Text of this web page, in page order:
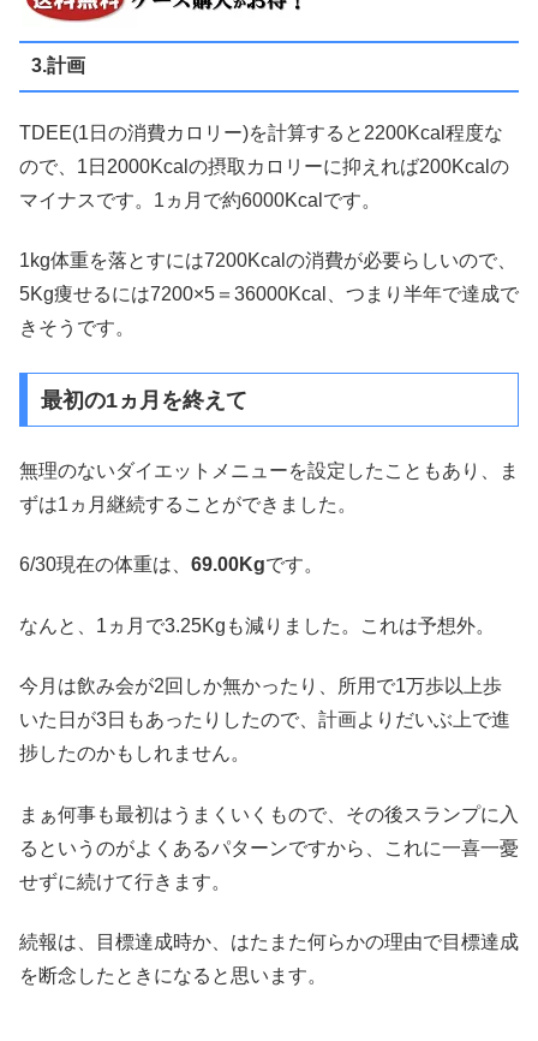
3.計画
TDEE(1日の消費カロリー)を計算すると2200Kcal程度な
ので、1日2000Kcalの摂取カロリーに抑えれば200Kcalの
マイナスです。1ヵ月で約6000Kcalです。
1kg体重を落とすには7200Kcalの消費が必要らしいので、
5Kg痩せるには7200×5＝36000Kcal、つまり半年で達成で
きそうです。
最初の1ヵ月を終えて
無理のないダイエットメニューを設定したこともあり、ま
ずは1ヵ月継続することができました。
6/30現在の体重は、 69.00Kgです。
なんと、1ヵ月で3.25Kgも減りました。これは予想外。
今月は飲み会が2回しか無かったり、所用で1万歩以上歩
いた日が3日もあったりしたので、計画よりだいぶ上で進
捗したのかもしれません。
まぁ何事も最初はうまくいくもので、その後スランプに入
るというのがよくあるパターンですから、これに一喜一憂
せずに続けて行きます。
続報は、目標達成時か、はたまた何らかの理由で目標達成
を断念したときになると思います。